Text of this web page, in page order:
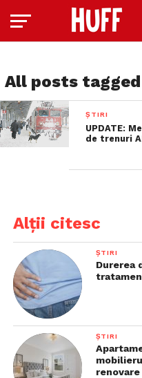
All posts
ȘTIRI
UPDATE:
de trenuri
Alții citesc
ȘTIRI
Durerea
ȘTIRI
renovare